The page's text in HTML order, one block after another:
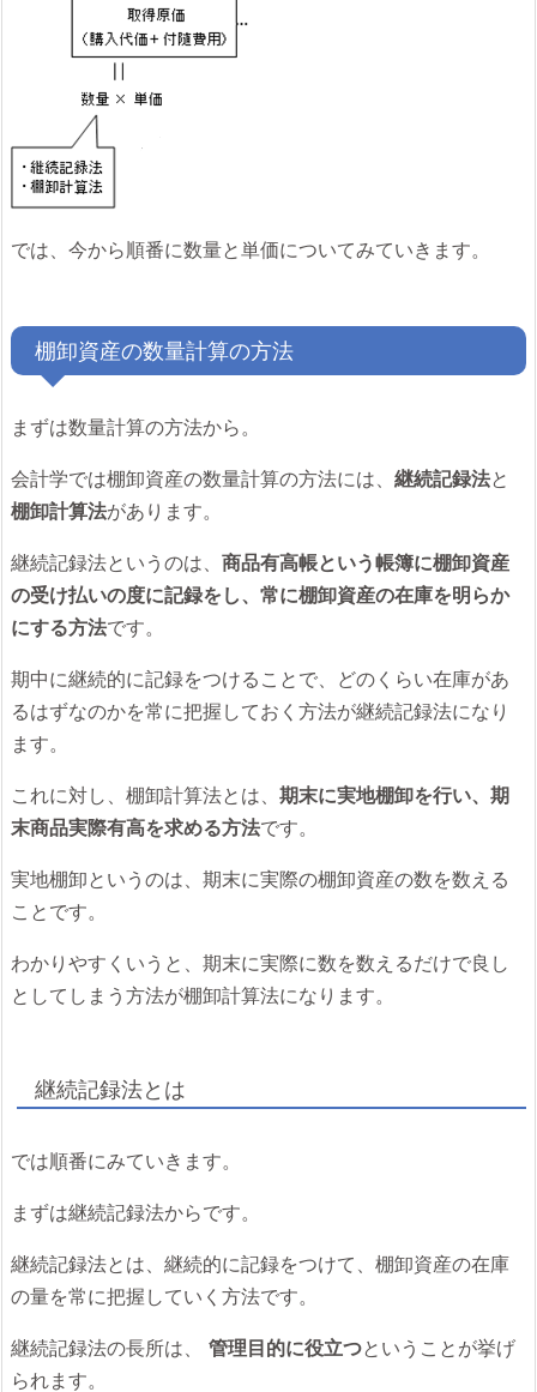
では、今から順番に数量と単価についてみていきます。
棚卸資産の数量計算の方法
まずは数量計算の方法から。
会計学では棚卸資産の数量計算の方法には、 継続記録法と
棚卸計算法があります。
継続記録法というのは、 商品有高帳という帳簿に棚卸資産
の受け払いの度に記録をし、常に棚卸資産の在庫を明らか
にする方法です。
期中に継続的に記録をつけることで、どのくらい在庫があ
るはずなのかを常に把握しておく方法が継続記録法になり
ます。
これに対し、棚卸計算法とは、 期末に実地棚卸を行い、期
末商品実際有高を求める方法です。
実地棚卸というのは、期末に実際の棚卸資産の数を数える
ことです。
わかりやすくいうと、期末に実際に数を数えるだけで良し
としてしまう方法が棚卸計算法になります。
継続記録法とは
では順番にみていきます。
まずは継続記録法からです。
継続記録法とは、継続的に記録をつけて、棚卸資産の在庫
の量を常に把握していく方法です。
継続記録法の長所は、 管理目的に役立つということが挙げ
られます。